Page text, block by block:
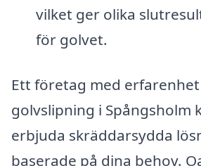
vilket ger olika
för golvet.
Ett företag med
golvslipning i Spångsholm
erbjuda skräddarsydda
baserade på dina behov.